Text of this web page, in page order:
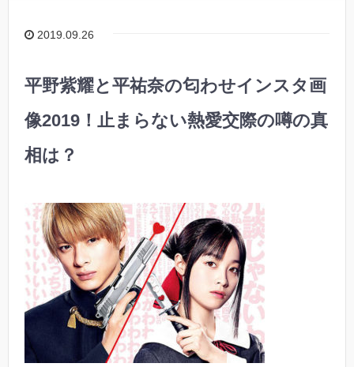
2019.09.26
平野紫耀と平祐奈の匂わせインスタ画
像2019！止まらない熱愛交際の噂の真
相は？